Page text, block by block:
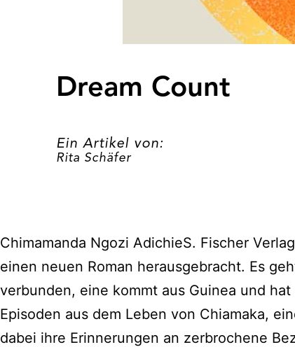
Dream Count
Ein Artikel von:
Rita Schäfer
Chimamanda Ngozi AdichieS. Fischer
einen neuen Roman herausgebracht. Es
verbunden, eine kommt aus Guinea und
Episoden aus dem Leben von Chiamaka,
dabei ihre Erinnerungen an zerbrochene